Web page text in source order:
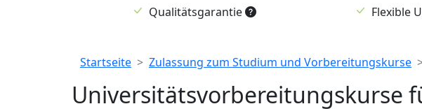
Qualitätsgarantie Flexible
Breadcrumb
Startseite Zulassung zum Studium und Vorbereitungskurse
Universitätsvorbereitungskurse